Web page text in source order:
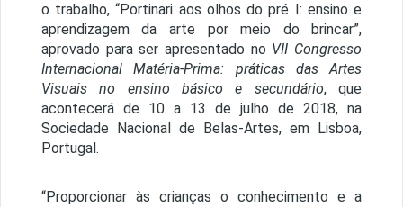
o trabalho, “Portinari aos olhos do pré I: ensino e
aprendizagem da arte por meio do brincar”,
aprovado para ser apresentado no VII Congresso
Internacional Matéria-Prima: práticas das Artes
Visuais no ensino básico e secundário, que
acontecerá de 10 a 13 de julho de 2018, na
Sociedade Nacional de Belas-Artes, em Lisboa,
Portugal.
“Proporcionar às crianças o conhecimento e a